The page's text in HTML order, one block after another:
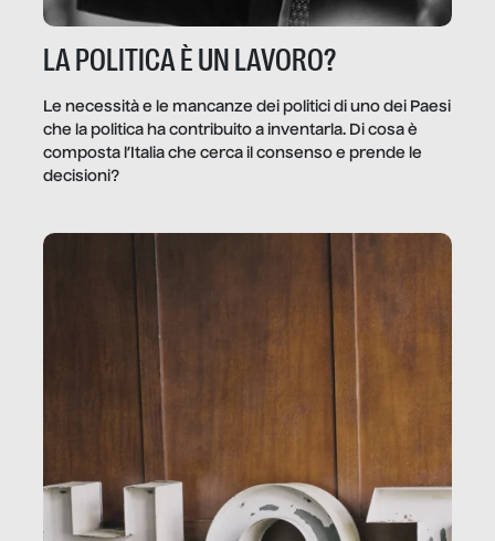
LA POLITICA È UN LAVORO?
Le necessità e le mancanze dei politici di uno dei Paesi
che la politica ha contribuito a inventarla. Di cosa è
composta l’Italia che cerca il consenso e prende le
decisioni?